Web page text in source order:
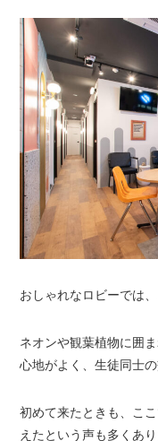
おしゃれなロビーでは
ネオンや観葉植物に囲
心地がよく、生徒同士
初めて来たときも、こ
えたという声も多くあり